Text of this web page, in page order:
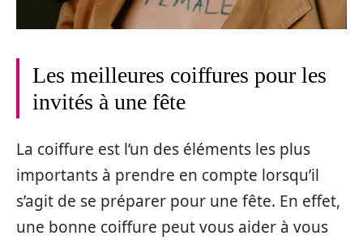
Les meilleures coiffures pour les
invités à une fête
La coiffure est l’un des éléments les plus
importants à prendre en compte lorsqu’il
s’agit de se préparer pour une fête. En effet,
une bonne coiffure peut vous aider à vous